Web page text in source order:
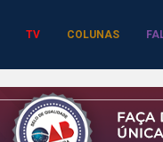
TV COLUNAS